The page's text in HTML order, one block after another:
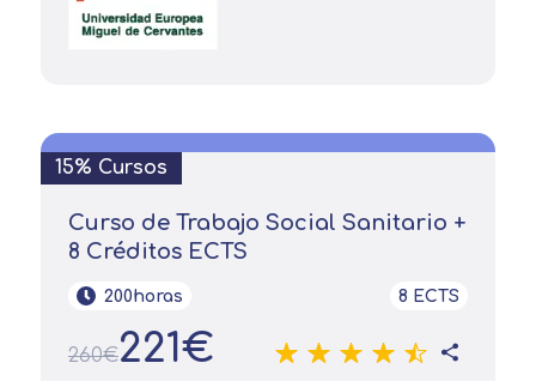
15% Cursos
Curso de Trabajo Social Sanitario +
8 Créditos ECTS
200horas 8 ECTS
260€221€
Solicitar
información